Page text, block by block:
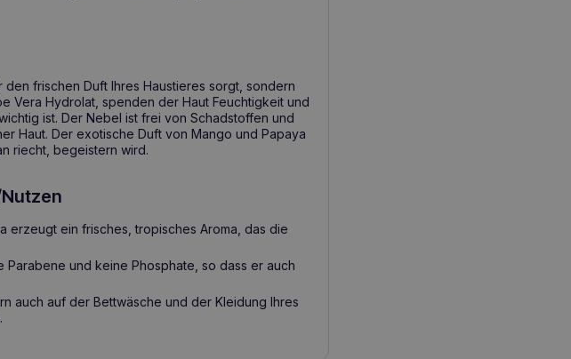
den frischen Duft Ihres Haustieres sorgt, sondern
Vera Hydrolat, spenden der Haut Feuchtigkeit und
ist. Der Nebel ist frei von Schadstoffen und
Haut. Der exotische Duft von Mango und Papaya
riecht, begeistern wird.
erzeugt ein frisches, tropisches Aroma, das die
und keine Phosphate, so dass er auch
auch auf der Bettwäsche und der Kleidung Ihres